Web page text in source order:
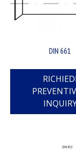
DIN 661
RICHIEDI